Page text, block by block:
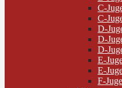
C-
C-
D-
D-
D-
E-
E-
F-